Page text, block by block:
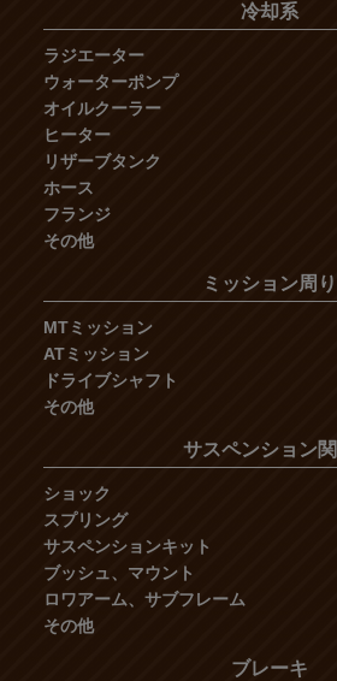
冷却系
ラジエーター
ウォーターポンプ
オイルクーラー
ヒーター
リザーブタンク
ホース
フランジ
その他
ミッション周り
MTミッション
ATミッション
ドライブシャフト
その他
サスペンション
ショック
スプリング
サスペンションキット
ブッシュ、マウント
ロワアーム、サブフレーム
その他
ブレーキ